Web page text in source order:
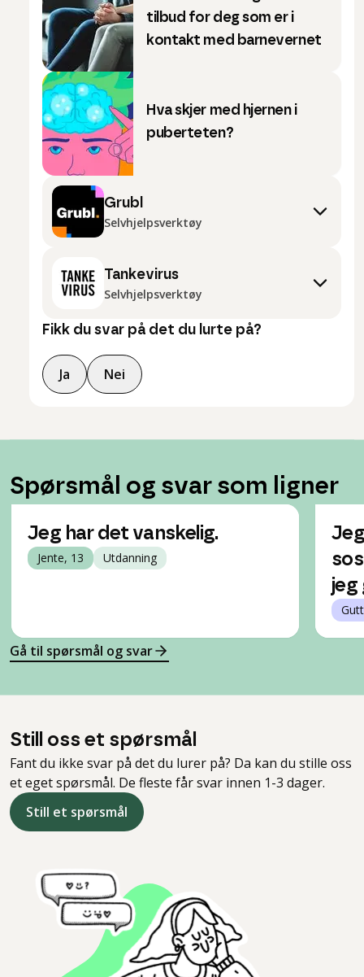
tilbud for deg som er i
kontakt med barnevernet
Hva skjer med hjernen i
puberteten?
Grubl
Selvhjelpsverktøy
Tankevirus
Selvhjelpsverktøy
Fikk du svar på det du lurte på?
Ja Nei
Spørsmål og svar som ligner
Jeg har det vanskelig.
Jente, 13 Utdanning
jeg
Gå til spørsmål og svar
Still oss et spørsmål
Fant du ikke svar på det du lurer på? Da kan du stille oss
et eget spørsmål. De fleste får svar innen 1-3 dager.
Still et spørsmål